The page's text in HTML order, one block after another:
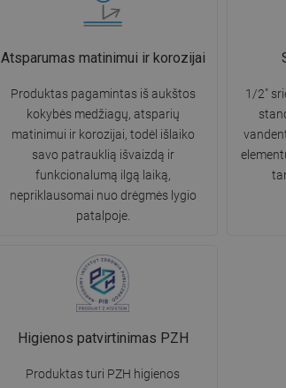
Atsparumas matinimui ir korozijai
Produktas pagamintas iš aukštos
kokybės medžiagų, atsparių
matinimui ir korozijai, todėl išlaiko
savo patrauklią išvaizdą ir
funkcionalumą ilgą laiką,
nepriklausomai nuo drėgmės lygio
patalpoje.
1/2"
Higienos patvirtinimas PZH
Produktas turi PZH higienos